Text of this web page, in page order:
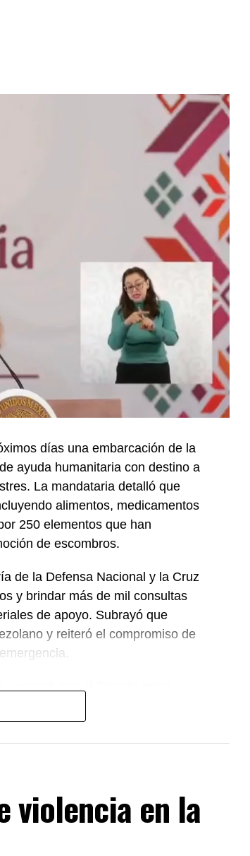
días una embarcación de la
ayuda humanitaria con destino a
La mandataria detalló que
alimentos, medicamentos
250 elementos que han
de escombros.
de la Defensa Nacional y la Cruz
y brindar más de mil consultas
de apoyo. Subrayó que
y reiteró el compromiso de
cambios y continúa ofreciendo
previstos. Por su parte, la
frente al dólar y reiteró que el
registrados durante
violencia en la